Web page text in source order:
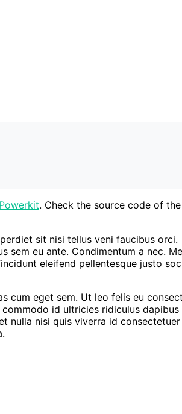
Powerkit. Check the source code of
sit nisi tellus veni faucibus orci.
sem eu ante. Condimentum a nec.
eleifend pellentesque justo
cum eget sem. Ut leo felis eu
id ultricies ridiculus dapibus
nulla nisi quis viverra id consectetuer